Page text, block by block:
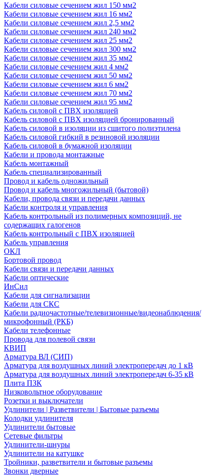
Кабели силовые сечением жил 150 мм2
Кабели силовые сечением жил 16 мм2
Кабели силовые сечением жил 2,5 мм2
Кабели силовые сечением жил 240 мм2
Кабели силовые сечением жил 25 мм2
Кабели силовые сечением жил 300 мм2
Кабели силовые сечением жил 35 мм2
Кабели силовые сечением жил 4 мм2
Кабели силовые сечением жил 50 мм2
Кабели силовые сечением жил 6 мм2
Кабели силовые сечением жил 70 мм2
Кабели силовые сечением жил 95 мм2
Кабель силовой с ПВХ изоляцией
Кабель силовой с ПВХ изоляцией бронированный
Кабель силовой в изоляции из сшитого полиэтилена
Кабель силовой гибкий в резиновой изоляции
Кабель силовой в бумажной изоляции
Кабели и провода монтажные
Кабель монтажный
Кабель специализированный
Провод и кабель одножильный
Провод и кабель многожильный (бытовой)
Кабели, провода связи и передачи данных
Кабели контроля и управления
Кабель контрольный из полимерных композиций, не
содержащих галогенов
Кабель контрольный с ПВХ изоляцией
Кабель управления
ОКЛ
Бортовой провод
Кабели связи и передачи данных
Кабели оптические
ИнСил
Кабели для сигнализации
Кабели для СКС
Кабели радиочастотные/телевизионные/видеонаблюдения/
микрофонный (РКБ)
Кабели телефонные
Провода для полевой связи
КВИП
Арматура ВЛ (СИП)
Арматура для воздушных линий электропередач до 1 кВ
Арматура для воздушных линий электропередач 6-35 кВ
Плита ПЗК
Низковольтное оборудование
Розетки и выключатели
Удлинители | Разветвители | Бытовые разъемы
Колодки удлинителя
Удлинители бытовые
Сетевые фильтры
Удлинители-шнуры
Удлинители на катушке
Тройники, разветвители и бытовые разъемы
Звонки дверные